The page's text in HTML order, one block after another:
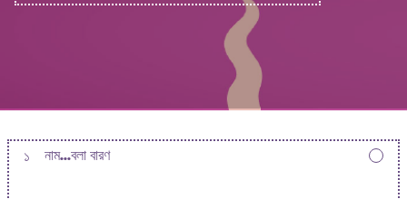
১ নাম...বলা বারণ